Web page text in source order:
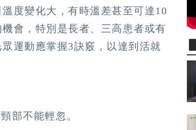
度變化大，有時溫差甚至可達10
會，特別是長者、三高患者或有
運動應掌握3訣竅，以達到活就
部不能輕忽。